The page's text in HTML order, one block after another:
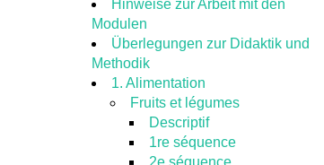
Hinweise zur Arbeit mit den
Modulen
Überlegungen zur Didaktik und
Methodik
1. Alimentation
Fruits et légumes
Descriptif
1re séquence
2e séquence